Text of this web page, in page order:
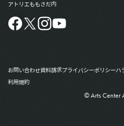
アトリエももさだ内
お問い合わせ資料請求プライバシーポリシーハ
利用規約
© Arts Center